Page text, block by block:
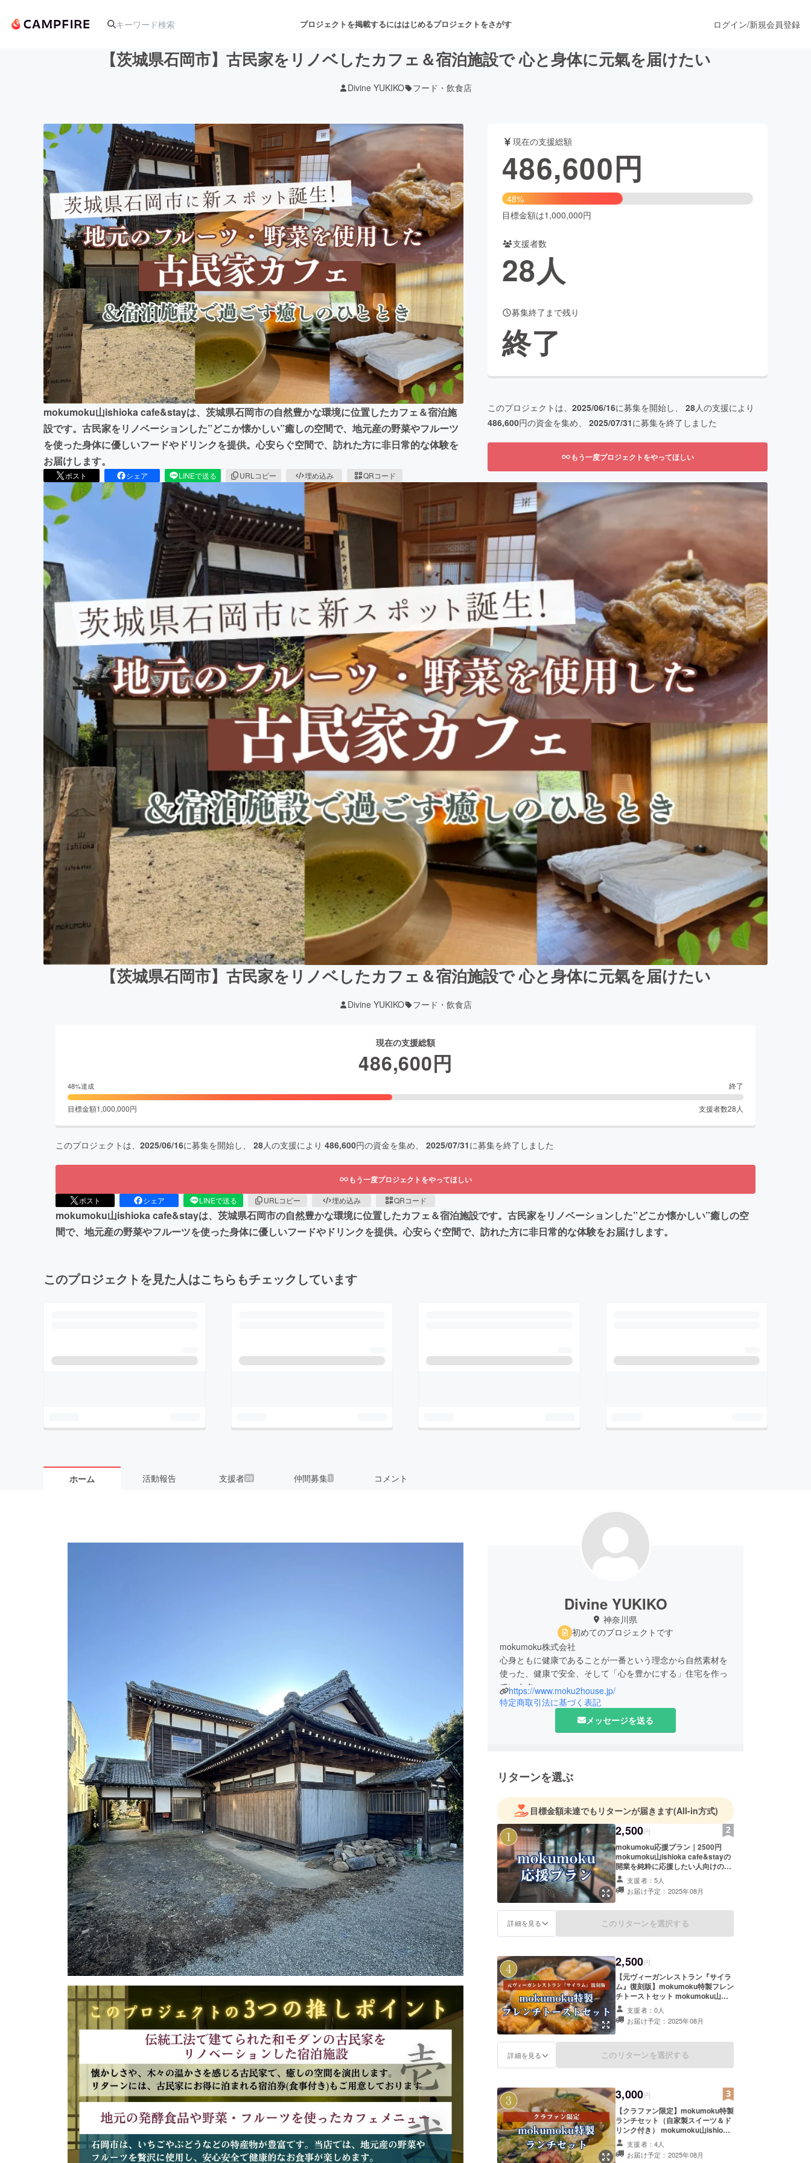
プロジェクトを掲載するにははじめるプロジェクトをさがす
アート・写真 音楽 舞台・パフォーマンス
テクノロジー・ガジェット ゲーム・サービス開発 フード・飲食店 ファッション
映像・映画 書籍・雑誌出版 アニメ・漫画
ビジネス・起業 チャレンジ ビューティー・ヘルスケア
まちづくり・地域活性化
CAMPFIRE for Social Good
CAMPFIRE Creation
CAMPFIREふるさと納税machi-yaコミュニティ
ログイン/新規会員登録
【茨城県石岡市】古民家をリノベしたカフェ＆宿泊施設で 心と身体に元氣を届けたい
Divine YUKIKO フード・飲食店
mokumoku山ishioka cafe&stayは、茨城県石岡市の自然豊かな環境に位置したカフェ＆宿泊施
設です。古民家をリノベーションした”どこか懐かしい”癒しの空間で、地元産の野菜やフルーツ
を使った身体に優しいフードやドリンクを提供。心安らぐ空間で、訪れた方に非日常的な体験を
お届けします。
ポスト シェア LINEで送る URLコピー 埋め込み QRコード
現在の支援総額
486,600円
48%
目標金額は1,000,000円
支援者数
28人
募集終了まで残り
終了
このプロジェクトは、 2025/06/16に募集を開始し、 28人の支援により
486,600円の資金を集め、 2025/07/31に募集を終了しました
もう一度プロジェクトをやってほしい
【茨城県石岡市】古民家をリノベしたカフェ＆宿泊施設で 心と身体に元氣を届けたい
Divine YUKIKO フード・飲食店
現在の支援総額
486,600円
48%達成 終了
目標金額1,000,000円 支援者数28 人
このプロジェクトは、 2025/06/16に募集を開始し、 28人の支援により 486,600円の資金を集め、 2025/07/31に募集を終了しました
もう一度プロジェクトをやってほしい
ポスト シェア LINEで送る URLコピー 埋め込み QRコード
mokumoku山ishioka cafe&stayは、茨城県石岡市の自然豊かな環境に位置したカフェ＆宿泊施設です。古民家をリノベーションした”どこか懐かしい”癒しの空
間で、地元産の野菜やフルーツを使った身体に優しいフードやドリンクを提供。心安らぐ空間で、訪れた方に非日常的な体験をお届けします。
このプロジェクトを見た人はこちらもチェックしています
ホーム 活動報告 支援者28 仲間募集 1 コメント
Divine YUKIKO
神奈川県
初めてのプロジェクトです
mokumoku株式会社
心身ともに健康であることが一番という理念から自然素材を
使った、健康で安全、そして「心を豊かにする」住宅を作っ
ています。
https://www.moku2house.jp/
特定商取引法に基づく表記
メッセージを送る
リターンを選ぶ
目標金額未達でもリターンが届きます(All-in方式)
2,500円
mokumoku応援プラン｜2500円
mokumoku山ishioka cafe&stayの
開業を純粋に応援したい人向けのリ
ターンです。 オーナー櫻井より、プ
ロジェクトへの感謝の気持ちを込め
た【お礼のメール】をお届けしま
からのお礼のメール ・シンプルな支
させていただきます
支援者：5人
お届け予定：2025年08月
詳細を見る このリターンを選択する
2,500円
【元ヴィーガンレストラン『サイラ
ム』復刻版】mokumoku特製フレン
チトーストセット mokumoku山
ishioka cafe&stayで、懐かしい味
と新しい感動が融合した特別なフレ
ンチトーストを体験しませんか？こ
手掛けていたヴィーガンレストラン
『サイラム』で大人気だったメ
沢に使用し、さらに美味しくバー
ジョンアップ！全粒粉の食パンを
じっくり漬け込み、丁寧に焼き上げ
たmokumoku特製フレンチトースト
は、一口食べれば忘れられない感動
が広がります。 クラウドファンディ
ング限定特典として、フレンチトー
ストにぴったりのお好きなドリンク
支援者：0人
お届け予定：2025年08月
詳細を見る このリターンを選択する
3,000円
【クラファン限定】mokumoku特製
ランチセット（自家製スイーツ＆ド
リンク付き） mokumoku山ishioka
cafe&stayで、心と身体が喜ぶ特製
ランチをお楽しみください。このリ
ターンは、通常メニューにはないク
支援者：4人
お届け予定：2025年08月